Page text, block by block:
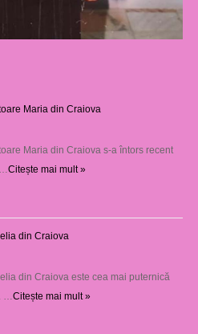
Maria din Craiova
Maria din Craiova s-a întors recent
Citește mai mult »
din Craiova
din Craiova este cea mai puternică
… Citește mai mult »